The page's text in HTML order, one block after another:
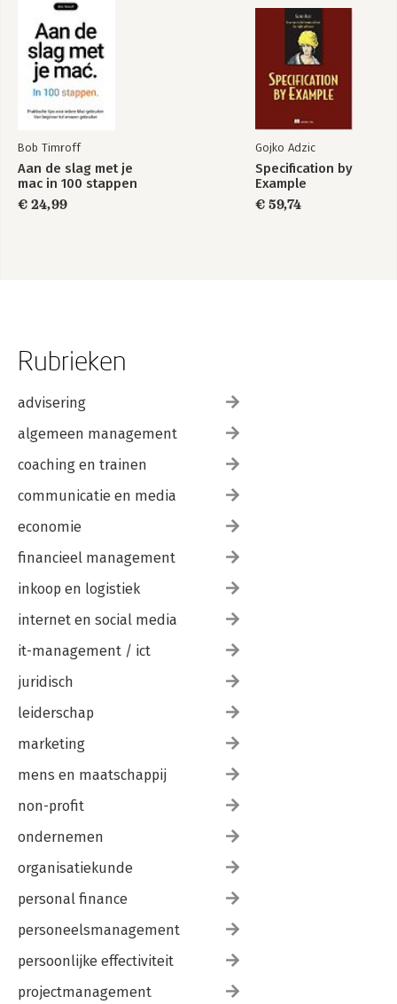
7.3 Aan de slag met Runway
7.4 Genmo
7.5 Andere toepassingen
8 Ter inspiratie en afsluiting: showcase
Index
Bob Timroff
Aan de slag met je
mac in 100 stappen
€ 24,99
Gojko Adzic
Specification by
Example
€ 59,74
Rubrieken
advisering
algemeen management
coaching en trainen
communicatie en media
economie
financieel management
inkoop en logistiek
internet en social media
it-management / ict
juridisch
leiderschap
marketing
mens en maatschappij
non-profit
ondernemen
organisatiekunde
personal finance
personeelsmanagement
persoonlijke effectiviteit
projectmanagement